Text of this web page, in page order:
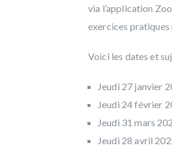
via l’application
exercices
Voici les dates et
Jeudi 27 janvier
Jeudi 24 février
Jeudi 31 mars
Jeudi 28 avril